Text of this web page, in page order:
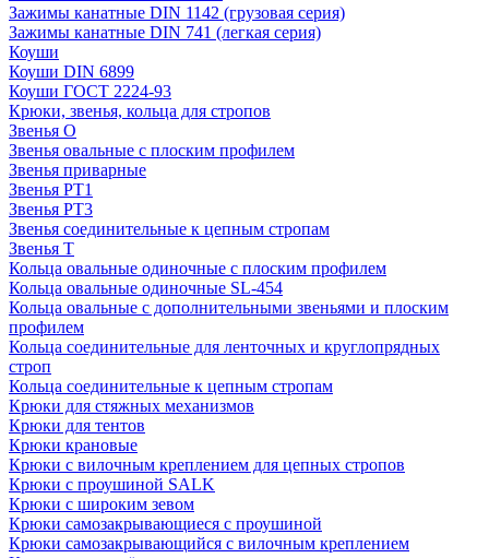
Зажимы канатные DIN 1142 (грузовая серия)
Зажимы канатные DIN 741 (легкая серия)
Коуши
Коуши DIN 6899
Коуши ГОСТ 2224-93
Крюки, звенья, кольца для стропов
Звенья О
Звенья овальные с плоским профилем
Звенья приварные
Звенья РТ1
Звенья РТ3
Звенья соединительные к цепным стропам
Звенья Т
Кольца овальные одиночные c плоским профилем
Кольца овальные одиночные SL-454
Кольца овальные с дополнительными звеньями и плоским
профилем
Кольца соединительные для ленточных и круглопрядных
строп
Кольца соединительные к цепным стропам
Крюки для стяжных механизмов
Крюки для тентов
Крюки крановые
Крюки с вилочным креплением для цепных стропов
Крюки с проушиной SALK
Крюки с широким зевом
Крюки самозакрывающиеся с проушиной
Крюки самозакрывающийся с вилочным креплением